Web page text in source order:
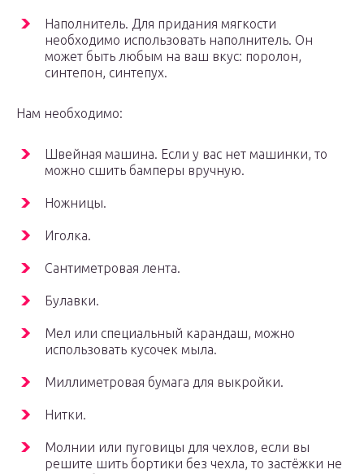
Наполнитель. Для придания мягкости
необходимо использовать наполнитель. Он
может быть любым на ваш вкус: поролон,
синтепон, синтепух.
Нам необходимо:
Швейная машина. Если у вас нет машинки, то
можно сшить бамперы вручную.
Ножницы.
Иголка.
Сантиметровая лента.
Булавки.
Мел или специальный карандаш, можно
использовать кусочек мыла.
Миллиметровая бумага для выкройки.
Нитки.
Молнии или пуговицы для чехлов, если вы
решите шить бортики без чехла, то застёжки не